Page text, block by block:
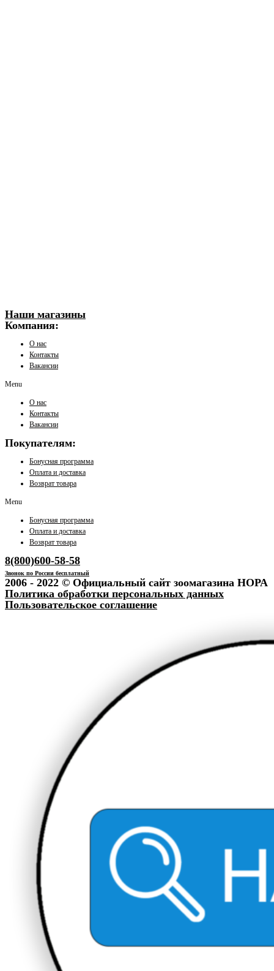
Наши магазины
Компания:
О нас
Контакты
Вакансии
Menu
О нас
Контакты
Вакансии
Покупателям:
Бонусная программа
Оплата и доставка
Возврат товара
Menu
Бонусная программа
Оплата и доставка
Возврат товара
8(800)600-58-58
Звонок по России бесплатный
2006 - 2022 © Официальный сайт зоомагазина НОРА
Политика обработки персональных данных
Пользовательское соглашение